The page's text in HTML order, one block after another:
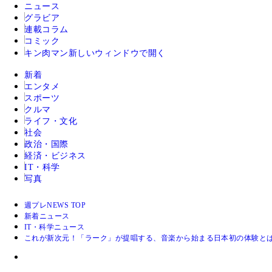
ニュース
グラビア
連載コラム
コミック
キン肉マン 新しいウィンドウで開く
新着
エンタメ
スポーツ
クルマ
ライフ・文化
社会
政治・国際
経済・ビジネス
IT・科学
写真
週プレNEWS TOP
新着ニュース
IT・科学ニュース
これが新次元！「ラーク」が提唱する、音楽から始まる日本初の体験と